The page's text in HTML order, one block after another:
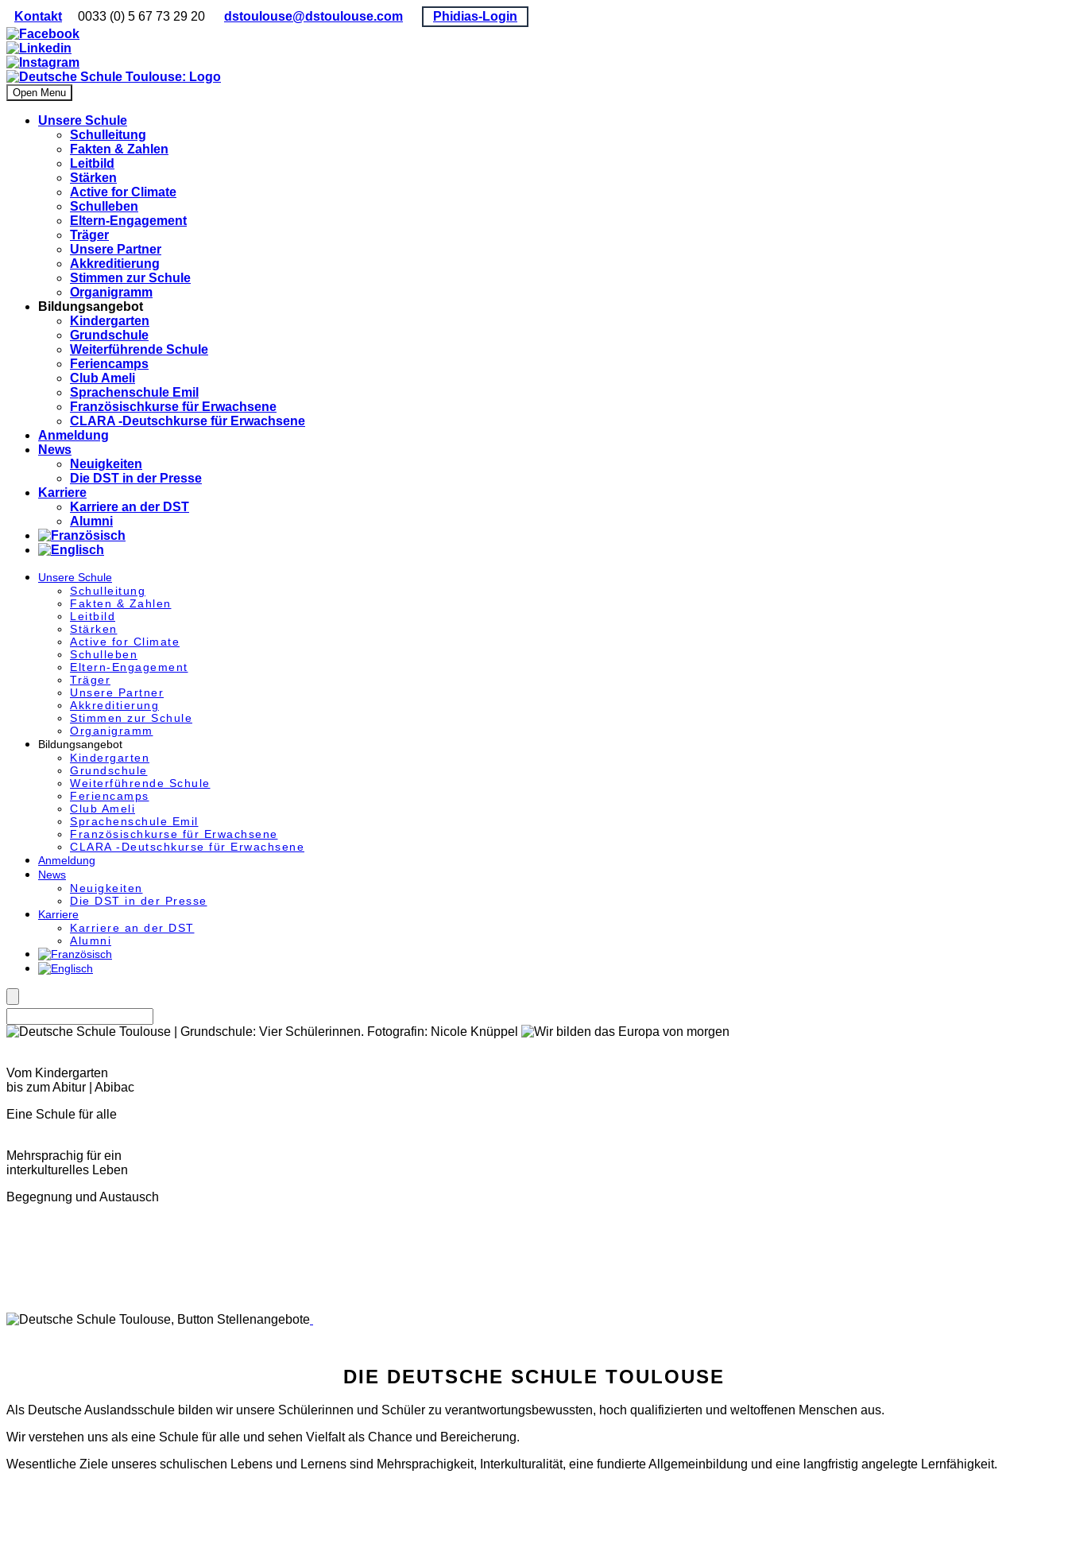
Kontakt 0033 (0) 5 67 73 29 20 dstoulouse@dstoulouse.com Phidias-Login
Open Menu
Unsere Schule
Schulleitung
Fakten & Zahlen
Leitbild
Stärken
Active for Climate
Schulleben
Eltern-Engagement
Träger
Unsere Partner
Akkre­di­tier­ung
Stimmen zur Schule
Organigramm
Bildungsangebot
Kindergarten
Grundschule
Weiterführende Schule
Feriencamps
Club Ameli
Sprachenschule Emil
Französischkurse für Erwachsene
CLARA -Deutschkurse für Erwachsene
Anmeldung
News
Neuigkeiten
Die DST in der Presse
Karriere
Karriere an der DST
Alumni
Unsere Schule
Schulleitung
Fakten & Zahlen
Leitbild
Stärken
Active for Climate
Schulleben
Eltern-Engagement
Träger
Unsere Partner
Akkre­di­tier­ung
Stimmen zur Schule
Organigramm
Bildungsangebot
Kindergarten
Grundschule
Weiterführende Schule
Feriencamps
Club Ameli
Sprachenschule Emil
Französischkurse für Erwachsene
CLARA -Deutschkurse für Erwachsene
Anmeldung
News
Neuigkeiten
Die DST in der Presse
Karriere
Karriere an der DST
Alumni
Vom Kindergarten
bis zum Abitur | Abibac
Eine Schule für alle
Mehrsprachig für ein
interkulturelles Leben
Begegnung und Austausch
DIE DEUTSCHE SCHULE TOULOUSE
Als Deutsche Auslandsschule bilden wir unsere Schülerinnen und Schüler zu verant­wor­tungs­bewussten, hoch quali­fi­zierten und weltoffenen Menschen aus.
Wir verstehen uns als eine Schule für alle und sehen Vielfalt als Chance und Bereicherung.
Wesentliche Ziele unseres schulischen Lebens und Lernens sind Mehr­sprachig­keit, Inter­kulturalität, eine fundierte Allgemein­bildung und eine langfristig angelegte Lern­fähig­keit.